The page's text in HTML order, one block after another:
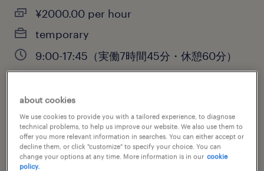
¥2000.00 per hour
temporary
9:00-17:45（実働7時間45分・休憩60分）
information technology
about cookies
We use cookies to provide you with a tailored experience, to diagnose
technical problems, to help us improve our website. We also use them to
offer you more relevant information in searches. You can either accept or
decline them, or click "customize" to specify your choice. You can
change your options at any time. More information is in our cookie
policy.